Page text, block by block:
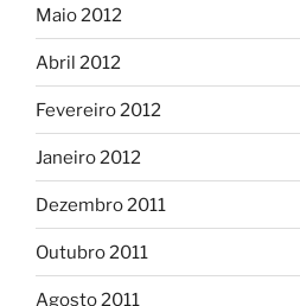
Maio 2012
Abril 2012
Fevereiro 2012
Janeiro 2012
Dezembro 2011
Outubro 2011
Agosto 2011